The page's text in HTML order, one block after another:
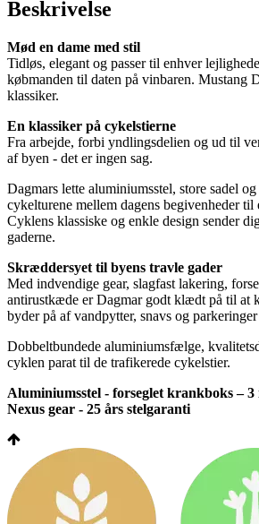
Beskrivelse
Mød en dame med stil
Tidløs, elegant og passer til enhver
købmanden til daten på vinbaren. Mustang
klassiker.
En klassiker på cykelstierne
Fra arbejde, forbi yndlingsdelien og ud til
af byen - det er ingen sag.
Dagmars lette aluminiumsstel, store sadel
cykelturene mellem dagens begivenheder til
Cyklens klassiske og enkle design sender
gaderne.
Skræddersyet til byens travle gader
Med indvendige gear, slagfast lakering,
antirustkæde er Dagmar godt klædt på til at
byder på af vandpytter, snavs og
Dobbeltbundede aluminiumsfælge,
cyklen parat til de trafikerede cykelstier.
Aluminiumsstel - forseglet krankboks – 3
Nexus gear - 25 års stelgaranti